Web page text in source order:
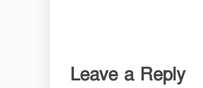
Leave a Reply